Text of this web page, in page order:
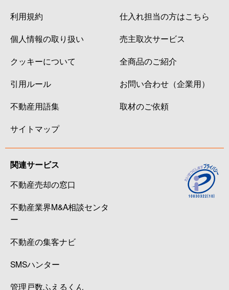
利用規約
個人情報の取り扱い
クッキーについて
引用ルール
不動産用語集
サイトマップ
仕入れ担当の方はこちら
売主取次サービス
全商品のご紹介
お問い合わせ（企業用）
取材のご依頼
関連サービス
不動産売却の窓口
不動産業界M&A相談センタ
ー
不動産の集客ナビ
SMSハンター
管理戸数ふえるくん